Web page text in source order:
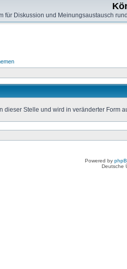
für Diskussion und Meinungsaustausch
dieser Stelle und wird in veränderter Form
Powered by
Deutsche